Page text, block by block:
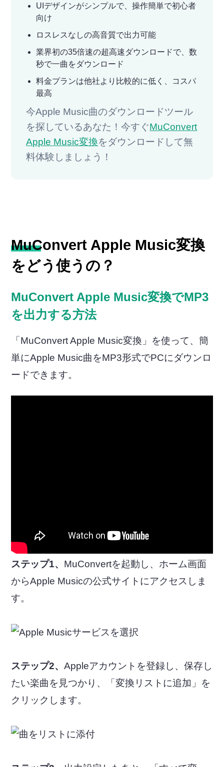
UIデザインがシンプルで、操作簡単で初心者
向け
ロスレスなしの高音質で出力可能
業界初の35倍速の超高速ダウンロードで、数
秒で一曲をダウンロード
料金プランは他社より比較的に低く、コスパ
最高
今Apple Music曲のダウンロードツール
を探しているあなた！今すぐMuConvert
Apple Music変換をダウンロードして無
料体験しましょう！
MuConvert Apple Music変換
をどう使うの？
MuConvert Apple Music変換でMP3
を出力する方法
「MuConvert Apple Music変換」を使って、簡
単にApple Music曲をMP3形式でPCにダウンロ
ードできます。
ステップ1、 MuConvertを起動し、ホーム画面
からApple Musicの公式サイトにアクセスしま
す。
ステップ2、Appleアカウントを登録し、保存し
たい楽曲を見つかり、「変換リストに追加」を
クリックします。